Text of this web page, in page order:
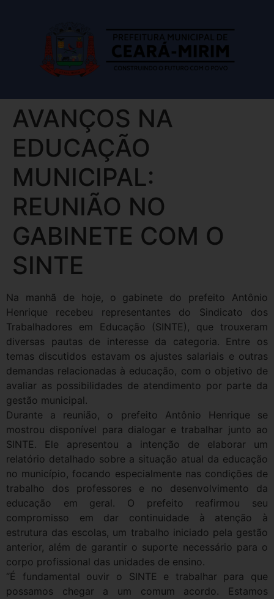
AVANÇOS NA
EDUCAÇÃO
MUNICIPAL:
REUNIÃO NO
GABINETE COM O
SINTE
Na manhã de hoje, o gabinete do prefeito Antônio
Henrique recebeu representantes do Sindicato dos
Trabalhadores em Educação (SINTE), que trouxeram
diversas pautas de interesse da categoria. Entre os
temas discutidos estavam os ajustes salariais e outras
demandas relacionadas à educação, com o objetivo de
avaliar as possibilidades de atendimento por parte da
gestão municipal.
Durante a reunião, o prefeito Antônio Henrique se
mostrou disponível para dialogar e trabalhar junto ao
SINTE. Ele apresentou a intenção de elaborar um
relatório detalhado sobre a situação atual da educação
no município, focando especialmente nas condições de
trabalho dos professores e no desenvolvimento da
educação em geral. O prefeito reafirmou seu
compromisso em dar continuidade à atenção à
estrutura das escolas, um trabalho iniciado pela gestão
anterior, além de garantir o suporte necessário para o
corpo profissional das unidades de ensino.
“É fundamental ouvir o SINTE e trabalhar para que
possamos chegar a um comum acordo. Estamos